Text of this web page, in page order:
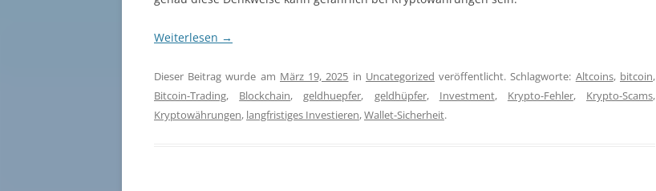
Weiterlesen →
Dieser Beitrag wurde am März 19, 2025 in Uncategorized veröffentlicht. Schlagworte: Altcoins, bitcoin,
Bitcoin-Trading, Blockchain,geldhuepfer, geldhüpfer, Investment, Krypto-Fehler, Krypto-Scams,
Kryptowährungen, langfristiges Investieren,Wallet-Sicherheit.